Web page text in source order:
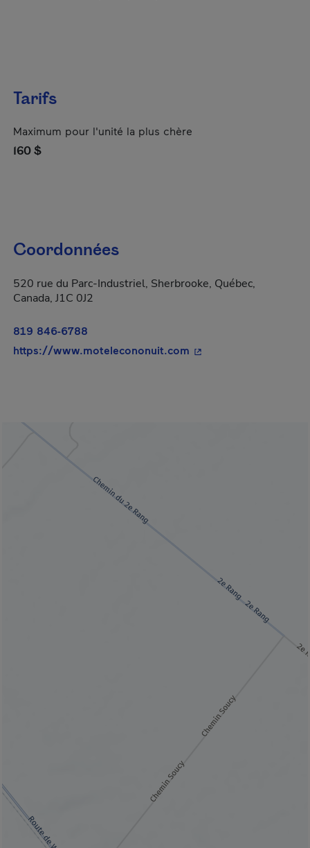
Tarifs
Maximum pour l'unité la plus chère
160 $
Coordonnées
520 rue du Parc-Industriel, Sherbrooke, Québec,
Canada, J1C 0J2
819 846-6788
https://www.motelecononuit.com - Cet hyperlien